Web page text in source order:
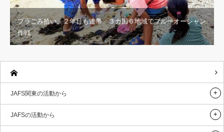
プラごみ拾い、２年目も連帯 ３カ国６地域でブルーオーシャン
作戦
JAFS関東の活動から
JAFSの活動から